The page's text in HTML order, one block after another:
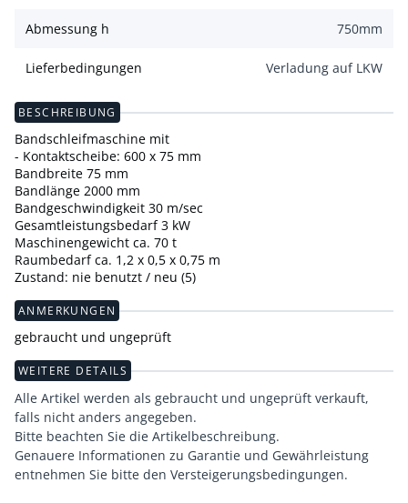
Abmessung h 750mm
Lieferbedingungen Verladung auf LKW
BESCHREIBUNG
Bandschleifmaschine mit
- Kontaktscheibe: 600 x 75 mm
Bandbreite 75 mm
Bandlänge 2000 mm
Bandgeschwindigkeit 30 m/sec
Gesamtleistungsbedarf 3 kW
Maschinengewicht ca. 70 t
Raumbedarf ca. 1,2 x 0,5 x 0,75 m
Zustand: nie benutzt / neu (5)
ANMERKUNGEN
gebraucht und ungeprüft
WEITERE DETAILS
Alle Artikel werden als gebraucht und ungeprüft verkauft,
falls nicht anders angegeben.
Bitte beachten Sie die Artikelbeschreibung.
Genauere Informationen zu Garantie und Gewährleistung
entnehmen Sie bitte den Versteigerungsbedingungen.